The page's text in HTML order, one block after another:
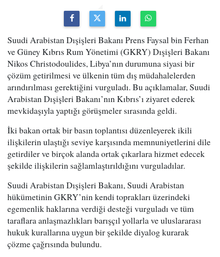
Suudi Arabistan Dışişleri Bakanı Prens Faysal bin Ferhan
ve Güney Kıbrıs Rum Yönetimi (GKRY) Dışişleri Bakanı
Nikos Christodoulides, Libya’nın durumuna siyasi bir
çözüm getirilmesi ve ülkenin tüm dış müdahalelerden
arındırılması gerektiğini vurguladı. Bu açıklamalar, Suudi
Arabistan Dışişleri Bakanı’nın Kıbrıs’ı ziyaret ederek
mevkidaşıyla yaptığı görüşmeler sırasında geldi.
İki bakan ortak bir basın toplantısı düzenleyerek ikili
ilişkilerin ulaştığı seviye karşısında memnuniyetlerini dile
getirdiler ve birçok alanda ortak çıkarlara hizmet edecek
şekilde ilişkilerin sağlamlaştırıldığını vurguladılar.
Suudi Arabistan Dışişleri Bakanı, Suudi Arabistan
hükümetinin GKRY’nin kendi toprakları üzerindeki
egemenlik haklarına verdiği desteği vurguladı ve tüm
taraflara anlaşmazlıkları barışçıl yollarla ve uluslararası
hukuk kurallarına uygun bir şekilde diyalog kurarak
çözme çağrısında bulundu.